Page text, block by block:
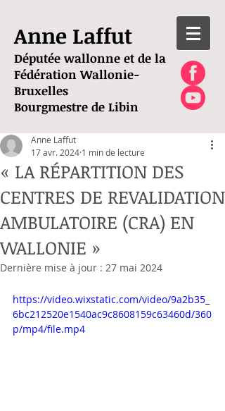
Anne Laffut
Députée wallonne et de la
Fédération Wallonie-
Bruxelles
Bourgmestre de Libin
« LA RÉPARTITION DES
CENTRES DE REVALIDATION
AMBULATOIRE (CRA) EN
WALLONIE »
Anne Laffut
17 avr. 2024 1 min de lecture
Dernière mise à jour : 27 mai 2024
https://video.wixstatic.com/video/9a2b35_
6bc212520e1540ac9c8608159c63460d/360
p/mp4/file.mp4